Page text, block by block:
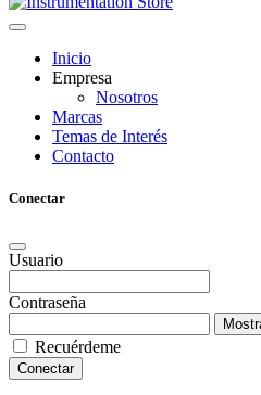
Inicio
Empresa
Nosotros
Marcas
Temas de Interés
Contacto
Conectar
Usuario
Contraseña
Recuérdeme
Conectar